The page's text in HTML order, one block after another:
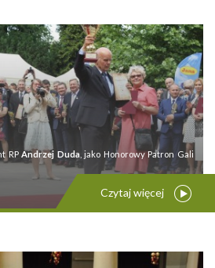
RPAndrzej Duda, jako Honorowy Patron Gali
Czytaj więcej